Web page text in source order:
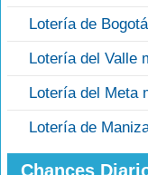
Lotería de
Lotería del Valle
Lotería del Meta
Lotería de
Chances